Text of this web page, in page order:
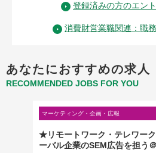
登録済みの方のエン
消費財営業職関連：職
あなたにおすすめの求人
RECOMMENDED JOBS FOR YOU
マーケティング・企画・広報
★リモートワーク・テレワー
ーバル企業のSEM広告を担う